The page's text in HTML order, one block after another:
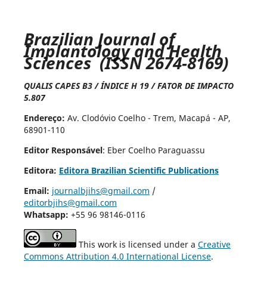
Brazilian Journal of
Implantology and Health
Sciences (ISSN 2674-8169)
QUALIS CAPES B3 / ÍNDICE H 19 / FATOR DE IMPACTO
5.807
Endereço: Av. Clodóvio Coelho - Trem, Macapá - AP,
68901-110
Editor Responsável: Eber Coelho Paraguassu
Editora: Editora Brazilian Scientific Publications
Email: journalbjihs@gmail.com /
editorbjihs@gmail.com
Whatsapp: +55 96 98146-0116
This work is licensed under a Creative
Commons Attribution 4.0 International License.